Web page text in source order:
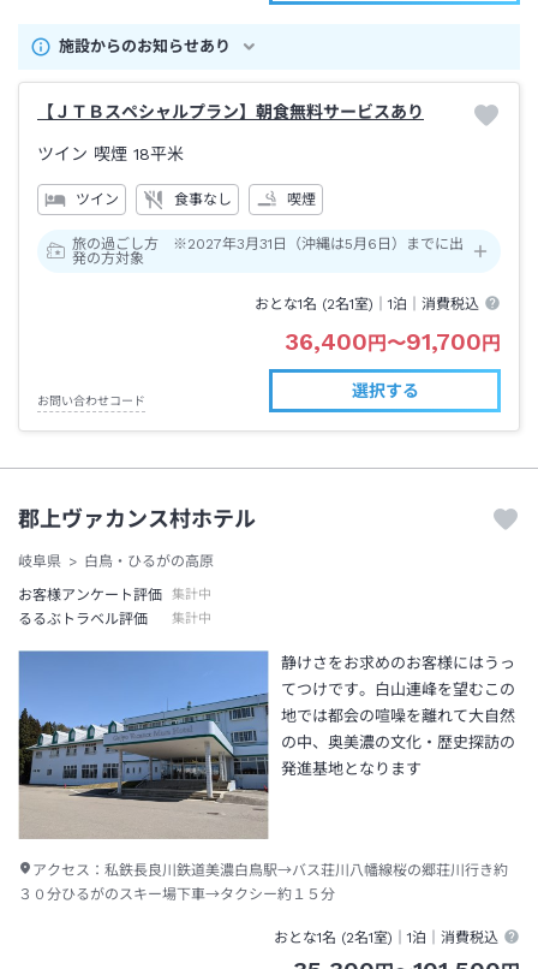
施設からのお知らせあり
【ＪＴＢスペシャルプラン】朝食無料サービスあり
ツイン 喫煙 18平米
ツイン 食事なし 喫煙
旅の過ごし方 ※2027年3月31日（沖縄は5月6日）までに出
発の方対象
おとな1名 (2名1室)｜1泊 ｜消費税込
36,400円〜91,700円
お問い合わせコード
選択する
郡上ヴァカンス村ホテル
岐阜県
白鳥・ひるがの高原
お客様アンケート評価
集計中
るるぶトラベル評価 集計中
静けさをお求めのお客様にはうっ
てつけです。白山連峰を望むこの
地では都会の喧噪を離れて大自然
の中、奥美濃の文化・歴史探訪の
発進基地となります
アクセス： 私鉄長良川鉄道美濃白鳥駅→バス荘川八幡線桜の郷荘川行き約
３０分ひるがのスキー場下車→タクシー約１５分
おとな1名 (2名1室)｜1泊 ｜消費税込